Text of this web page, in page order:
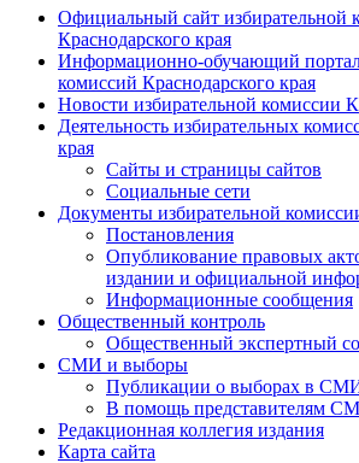
Официальный сайт избирательной
Краснодарского края
Информационно-обучающий
комиссий Краснодарского края
Новости избирательной комиссии
Деятельность избирательных
края
Сайты и страницы сайтов
Социальные сети
Документы избирательной
Постановления
Опубликование правовых
издании и официальной
Информационные сообщения
Общественный контроль
Общественный экспертный
СМИ и выборы
Публикации о выборах в
В помощь представителям
Редакционная коллегия издания
Карта сайта